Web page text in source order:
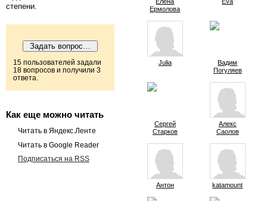
степени.
15 пользователей задали
18 вопросов и получили 3
ответа.
Как еще можно читать
Читать в Яндекс.Ленте
Читать в Google Reader
Подписаться на RSS
Ермолова
Julia
Вадим
Погуляев
Сергей
Старков
Алекс
Саолов
Антон katamount